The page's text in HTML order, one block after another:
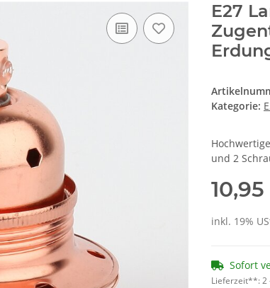
E27
Kategorie:
Hochwertige
und 2
inkl. 19%
Sofort
Lieferzeit**:2